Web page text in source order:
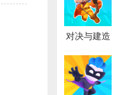
对决与建造